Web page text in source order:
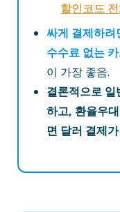
할인코드
싸게 결제하려
수수료 없는
이 가장 좋음.
결론적으로
하고, 환율우
면 달러 결제